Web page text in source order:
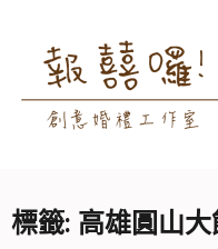
content
(Press
標籤: 高雄圓山